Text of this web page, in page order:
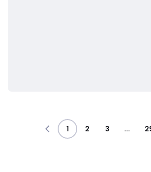
1 2 3 ...